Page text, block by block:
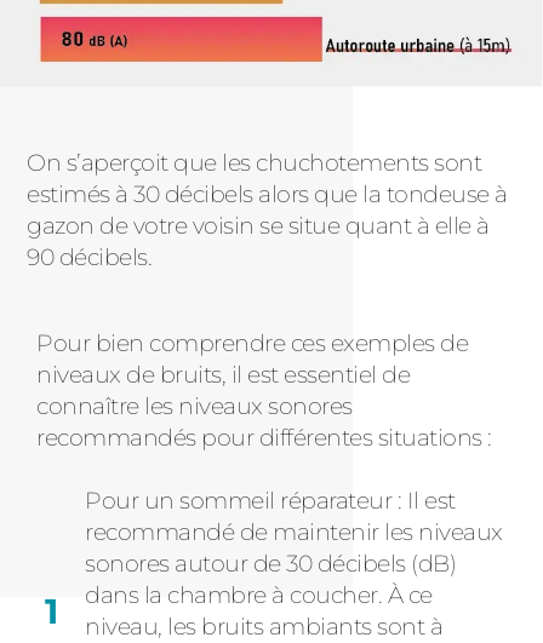
On s’aperçoit que les chuchotements sont
estimés à 30 décibels alors que la tondeuse à
gazon de votre voisin se situe quant à elle à
90 décibels.
Pour bien comprendre ces exemples de
niveaux de bruits, il est essentiel de
connaître les niveaux sonores
recommandés pour différentes situations :
Pour un sommeil réparateur : Il est
recommandé de maintenir les niveaux
sonores autour de 30 décibels (dB)
dans la chambre à coucher. À ce
niveau, les bruits ambiants sont à